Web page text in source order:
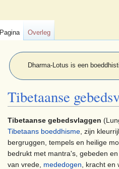
Dharma-Lotus is een
Tibetaanse
Naar
navigatie
springen
Naar
zoeken
springen
Tibetaanse gebedsvlaggen
Tibetaans boeddhisme , zijn
bergruggen, tempels en heilige
bedrukt met mantra's, gebeden
van vrede, mededogen , kracht en
Pagina Overleg